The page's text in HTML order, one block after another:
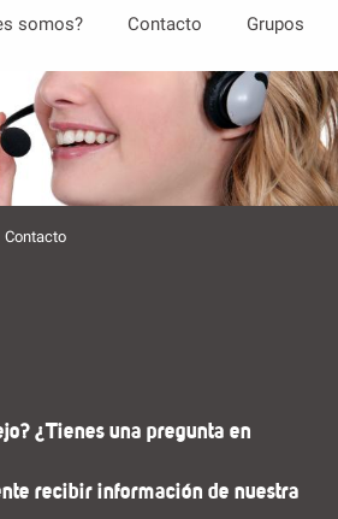
somos? Contacto Grupos
Contacto
¿Tienes una pregunta en
recibir información de nuestra